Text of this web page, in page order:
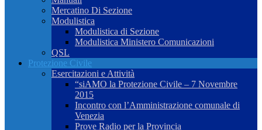
Mercatino Di Sezione
Modulistica
Modulistica di Sezione
Modulistica Ministero Comunicazioni
QSL
Protezione Civile
Esercitazioni e Attività
“siAMO la Protezione Civile – 7 Novembre
2015
Incontro con l’Amministrazione comunale di
Venezia
Prove Radio per la Provincia